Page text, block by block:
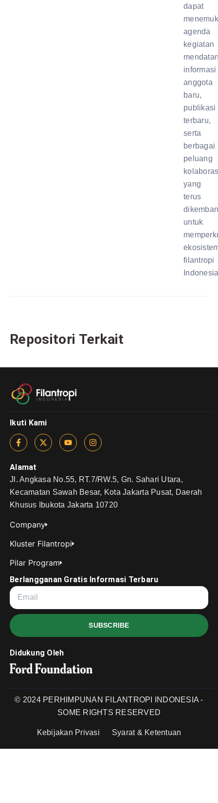
dapat
agenda
kegiatan
informasi
anggota
baru,
publikasi
terbaru,
serta
berbagai
peluang
yang
terus
untuk
filantropi
Repositori Terkait
Ikuti Kami
Alamat
Jl. Angkasa No.55, RT.7/RW.5, Gn. Sahari Utara,
Kecamatan Sawah Besar, Kota Jakarta Pusat, Daerah
Khusus Ibukota Jakarta 10720
Company
Kluster Filantropi
Pilar Program
Berlangganan Gratis Informasi Terbaru
SUBSCRIBE
Didukung Oleh
© 2024 PERHIMPUNAN FILANTROPI INDONESIA -
SOME RIGHTS RESERVED
Kebijakan Privasi Syarat & Ketentuan